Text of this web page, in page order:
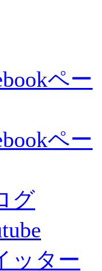
ペー
ペー
グ
ッター